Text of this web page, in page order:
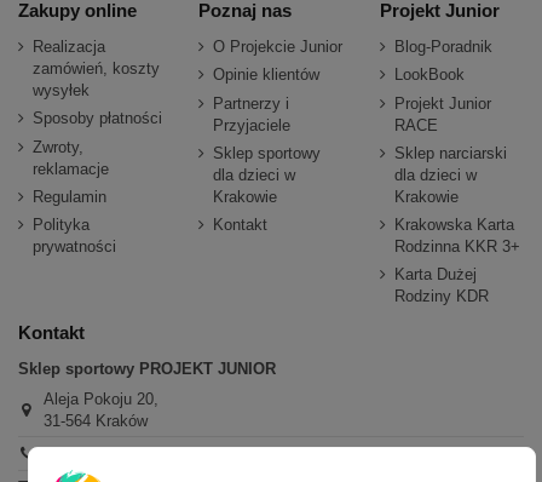
Zakupy online
Realizacja
zamówień, koszty
wysyłek
Sposoby płatności
Zwroty,
reklamacje
Regulamin
Polityka
prywatności
Poznaj nas
O Projekcie Junior
Opinie klientów
Partnerzy i
Przyjaciele
Sklep sportowy
dla dzieci w
Krakowie
Kontakt
Projekt Junior
Blog-Poradnik
LookBook
Projekt Junior
RACE
Sklep narciarski
dla dzieci w
Krakowie
Krakowska Karta
Rodzinna KKR 3+
Karta Dużej
Rodziny KDR
Kontakt
Sklep sportowy PROJEKT JUNIOR
Aleja Pokoju 20,
31-564 Kraków